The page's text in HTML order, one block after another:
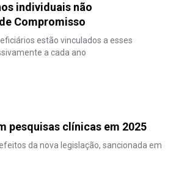
individuais não
Compromisso
estão vinculados a esses
a cada ano
pesquisas clínicas em 2025
da nova legislação, sancionada em